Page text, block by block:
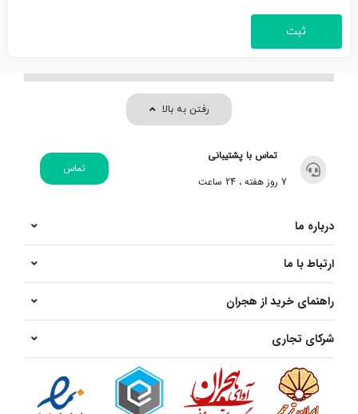
رفتن به بالا
تماس با پشتیبانی
7 روز هفته ، 24 ساعت
تماس
درباره ما
ارتباط با ما
راهنمای خرید از هجران
شرکای تجاری